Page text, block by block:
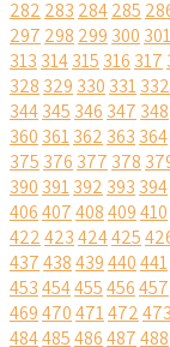
282 283 284285
297 298 299 300 301
313 314315 316 317
328 329 330 331332
344345 346 347 348
360 361362 363 364
375 376 377 378
390 391392 393 394
406407408409410
422423424425
437438439440441
453454455456457
469470471472473
484485486487488